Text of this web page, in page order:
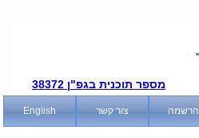
מספר תוכנית בגפ"ן 38372
הרשמה צור קשר English